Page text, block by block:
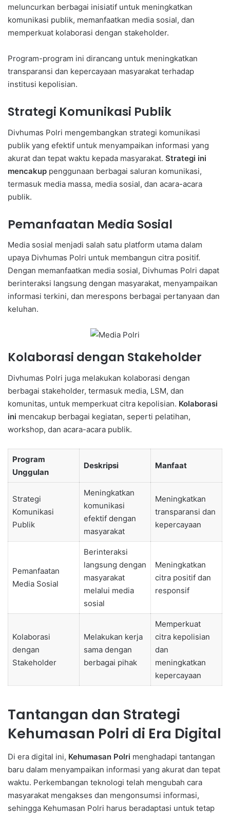
meluncurkan berbagai inisiatif untuk meningkatkan
komunikasi publik, memanfaatkan media sosial, dan
memperkuat kolaborasi dengan stakeholder.
Program-program ini dirancang untuk meningkatkan
transparansi dan kepercayaan masyarakat terhadap
institusi kepolisian.
Strategi Komunikasi Publik
Divhumas Polri mengembangkan strategi komunikasi
publik yang efektif untuk menyampaikan informasi yang
akurat dan tepat waktu kepada masyarakat. Strategi ini
mencakup penggunaan berbagai saluran komunikasi,
termasuk media massa, media sosial, dan acara-acara
publik.
Pemanfaatan Media Sosial
Media sosial menjadi salah satu platform utama dalam
upaya Divhumas Polri untuk membangun citra positif.
Dengan memanfaatkan media sosial, Divhumas Polri dapat
berinteraksi langsung dengan masyarakat, menyampaikan
informasi terkini, dan merespons berbagai pertanyaan dan
keluhan.
Kolaborasi dengan Stakeholder
Divhumas Polri juga melakukan kolaborasi dengan
berbagai stakeholder, termasuk media, LSM, dan
komunitas, untuk memperkuat citra kepolisian. Kolaborasi
ini mencakup berbagai kegiatan, seperti pelatihan,
workshop, dan acara-acara publik.
Program
Unggulan
Deskripsi Manfaat
Strategi
Komunikasi
Publik
Meningkatkan
komunikasi
efektif dengan
masyarakat
Meningkatkan
transparansi dan
kepercayaan
Pemanfaatan
Media Sosial
Berinteraksi
langsung dengan
masyarakat
melalui media
sosial
Meningkatkan
citra positif dan
responsif
Kolaborasi
dengan
Stakeholder
Melakukan kerja
sama dengan
berbagai pihak
Memperkuat
citra kepolisian
dan
meningkatkan
kepercayaan
Tantangan dan Strategi
Kehumasan Polri di Era Digital
Di era digital ini, Kehumasan Polri menghadapi tantangan
baru dalam menyampaikan informasi yang akurat dan tepat
waktu. Perkembangan teknologi telah mengubah cara
masyarakat mengakses dan mengonsumsi informasi,
sehingga Kehumasan Polri harus beradaptasi untuk tetap